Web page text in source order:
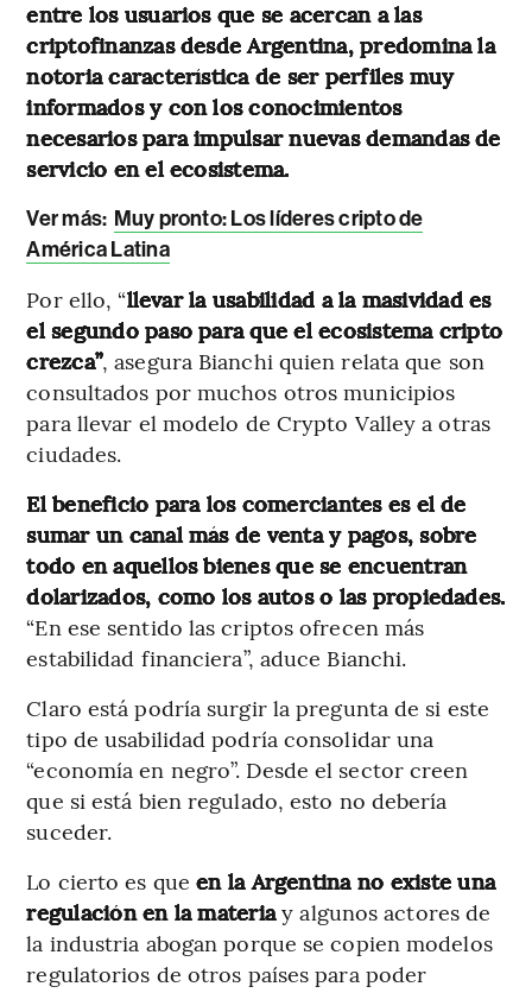
entre los usuarios que se acercan a las
criptofinanzas desde Argentina, predomina la
notoria característica de ser perfiles muy
informados y con los conocimientos
necesarios para impulsar nuevas demandas de
servicio en el ecosistema.
Ver más: Muy pronto: Los líderes cripto de
América Latina
Por ello, “llevar la usabilidad a la masividad es
el segundo paso para que el ecosistema cripto
crezca”, asegura Bianchi quien relata que son
consultados por muchos otros municipios
para llevar el modelo de Crypto Valley a otras
ciudades.
El beneficio para los comerciantes es el de
sumar un canal más de venta y pagos, sobre
todo en aquellos bienes que se encuentran
dolarizados, como los autos o las propiedades.
“En ese sentido las criptos ofrecen más
estabilidad financiera”, aduce Bianchi.
Claro está podría surgir la pregunta de si este
tipo de usabilidad podría consolidar una
“economía en negro”. Desde el sector creen
que si está bien regulado, esto no debería
suceder.
Lo cierto es queen la Argentina no existe una
regulación en la materiay algunos actores de
la industria abogan porque se copien modelos
regulatorios de otros países para poder